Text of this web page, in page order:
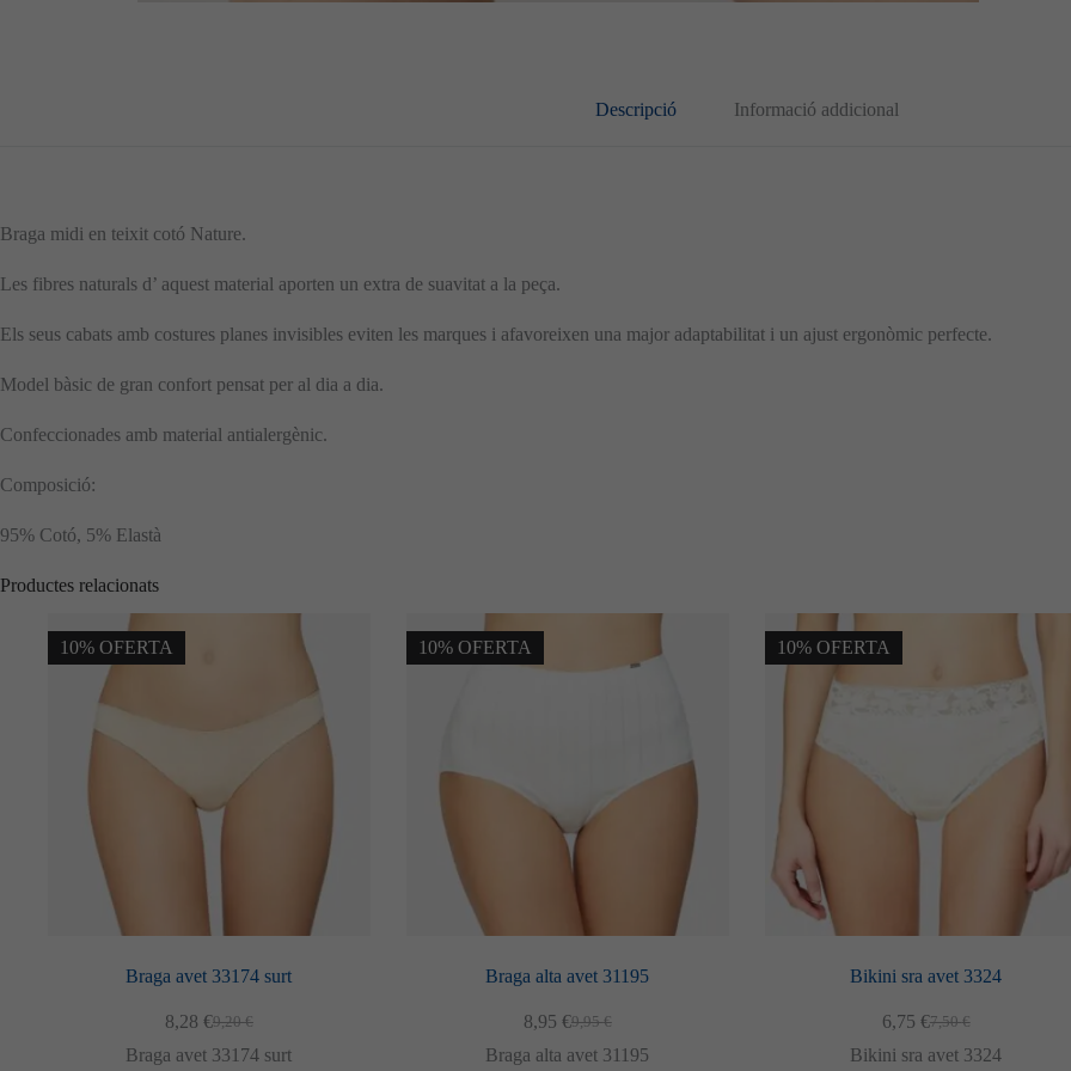
Descripció Informació addicional
Braga midi en teixit cotó Nature.
Les fibres naturals d’ aquest material aporten un extra de suavitat a la peça.
Els seus cabats amb costures planes invisibles eviten les marques i afavoreixen una major adaptabilitat i un ajust ergonòmic perfecte.
Model bàsic de gran confort pensat per al dia a dia.
Confeccionades amb material antialergènic.
Composició:
95% Cotó, 5% Elastà
Productes relacionats
10% OFERTA
Braga avet 33174 surt
9,20€
El
preu
8,28 €El
preu
Braga avet 33174 surt
10% OFERTA
Braga alta avet 31195
9,95€
El
preu
8,95 €El
preu
Braga alta avet 31195
10% OFERTA
Bikini sra avet 3324
7,50€
El
preu
6,75 €El
preu
Bikini sra avet 3324